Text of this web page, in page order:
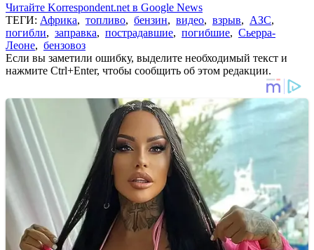
Читайте Korrespondent.net в Google News
ТЕГИ: Африка, топливо, бензин, видео, взрыв, АЗС,
погибли, заправка, пострадавшие, погибшие, Сьерра-
Леоне, бензовоз
Если вы заметили ошибку, выделите необходимый текст и
нажмите Ctrl+Enter, чтобы сообщить об этом редакции.